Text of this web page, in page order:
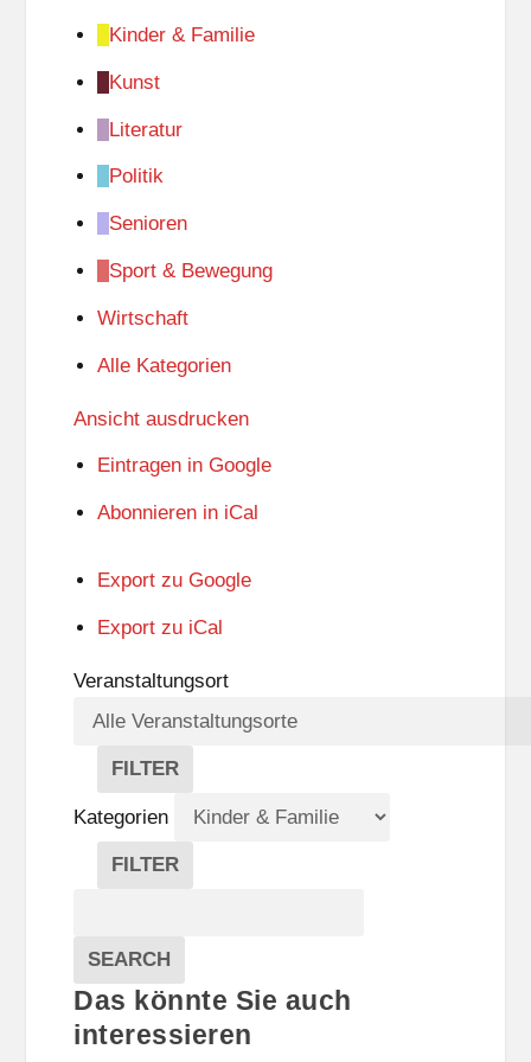
Kinder & Familie
Kunst
Literatur
Politik
Senioren
Sport & Bewegung
Wirtschaft
Alle Kategorien
Ansicht ausdrucken
Eintragen in Google
Abonnieren in iCal
Export zu Google
Export zu iCal
Veranstaltungsort
FILTER
V
E
R
A
A
L
T
U
N
Kategorien
FILTER
E
G
O
R
Veranstaltungen
SEARCH
Das könnte Sie auch
interessieren